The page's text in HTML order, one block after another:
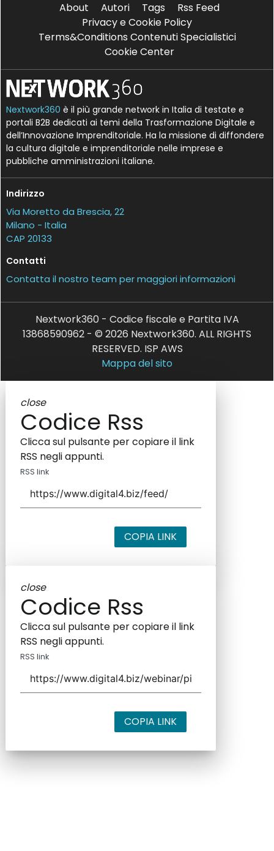
About Autori Tags
Rss Feed
Privacy e Cookie Policy
Terms&Conditions Contenuti Specialistici
Cookie Center
Nextwork360 è il più grande network in Italia di testate e
portali B2B dedicati ai temi della Trasformazione Digitale e
dell’Innovazione Imprenditoriale. Ha la missione di diffondere
la cultura digitale e imprenditoriale nelle imprese e
pubbliche amministrazioni italiane.
Indirizzo
Via Moretto da Brescia, 22
Milano - Italia
CAP 20133
Contatti
Contatta il nostro team per maggiori informazioni
Nextwork360 - Codice fiscale e Partita IVA
13868590962 - © 2026 Nextwork360. ALL RIGHTS
RESERVED. ISP AWS
Mappa del sito
close
Codice Rss
Clicca sul pulsante per copiare il link
RSS negli appunti.
RSS link
COPIA LINK
close
Codice Rss
Clicca sul pulsante per copiare il link
RSS negli appunti.
RSS link
COPIA LINK